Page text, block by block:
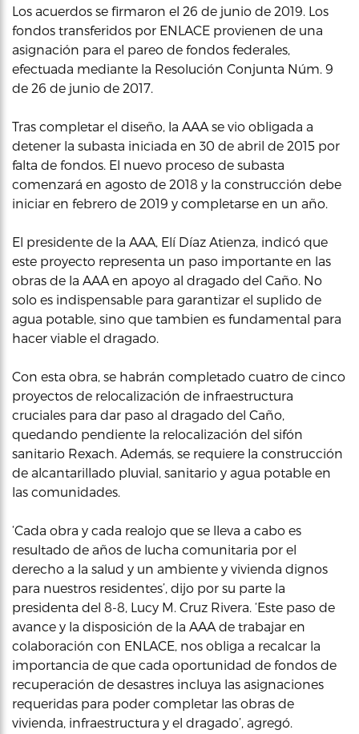
Los acuerdos se firmaron el 26 de junio de 2019. Los
fondos transferidos por ENLACE provienen de una
asignación para el pareo de fondos federales,
efectuada mediante la Resolución Conjunta Núm. 9
de 26 de junio de 2017.
Tras completar el diseño, la AAA se vio obligada a
detener la subasta iniciada en 30 de abril de 2015 por
falta de fondos. El nuevo proceso de subasta
comenzará en agosto de 2018 y la construcción debe
iniciar en febrero de 2019 y completarse en un año.
El presidente de la AAA, Elí Díaz Atienza, indicó que
este proyecto representa un paso importante en las
obras de la AAA en apoyo al dragado del Caño. No
solo es indispensable para garantizar el suplido de
agua potable, sino que tambien es fundamental para
hacer viable el dragado.
Con esta obra, se habrán completado cuatro de cinco
proyectos de relocalización de infraestructura
cruciales para dar paso al dragado del Caño,
quedando pendiente la relocalización del sifón
sanitario Rexach. Además, se requiere la construcción
de alcantarillado pluvial, sanitario y agua potable en
las comunidades.
‘Cada obra y cada realojo que se lleva a cabo es
resultado de años de lucha comunitaria por el
derecho a la salud y un ambiente y vivienda dignos
para nuestros residentes’, dijo por su parte la
presidenta del 8-8, Lucy M. Cruz Rivera. ‘Este paso de
avance y la disposición de la AAA de trabajar en
colaboración con ENLACE, nos obliga a recalcar la
importancia de que cada oportunidad de fondos de
recuperación de desastres incluya las asignaciones
requeridas para poder completar las obras de
vivienda, infraestructura y el dragado’, agregó.